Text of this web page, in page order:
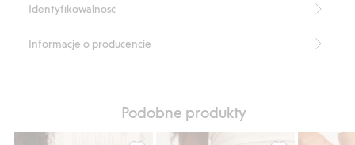
Identyfikowalność
Informacje o producencie
Podobne produkty